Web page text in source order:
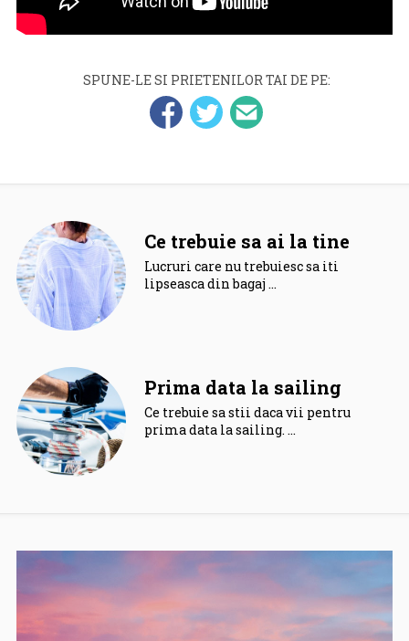
SPUNE-LE SI PRIETENILOR TAI DE PE:
Ce trebuie sa ai la tine
Lucruri care nu trebuiesc sa iti
lipseasca din bagaj …
Prima data la sailing
Ce trebuie sa stii daca vii pentru
prima data la sailing. …